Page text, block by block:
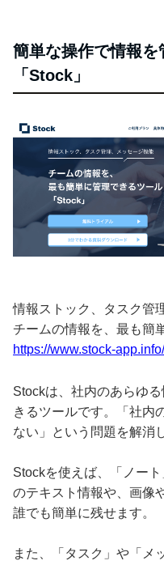
簡単な操作で情報
「Stock」
情報ストック、タスク管
チームの情報を、最も簡
https://www.stock-app.info/
Stockは、社内のあらゆ
きるツールです。「社内
ない」という問題を解消
Stockを使えば、「ノー
のテキスト情報や、画像
誰でも簡単に残せます。
また、「タスク」や「メ